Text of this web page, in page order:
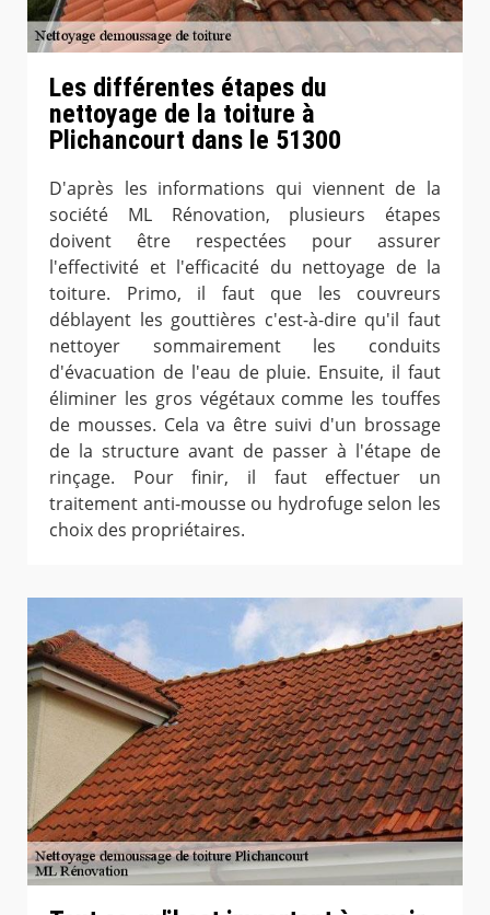
Les différentes étapes du
nettoyage de la toiture à
Plichancourt dans le 51300
D'après les informations qui viennent de la
société ML Rénovation, plusieurs étapes
doivent être respectées pour assurer
l'effectivité et l'efficacité du nettoyage de la
toiture. Primo, il faut que les couvreurs
déblayent les gouttières c'est-à-dire qu'il faut
nettoyer sommairement les conduits
d'évacuation de l'eau de pluie. Ensuite, il faut
éliminer les gros végétaux comme les touffes
de mousses. Cela va être suivi d'un brossage
de la structure avant de passer à l'étape de
rinçage. Pour finir, il faut effectuer un
traitement anti-mousse ou hydrofuge selon les
choix des propriétaires.